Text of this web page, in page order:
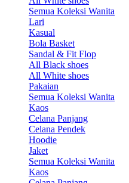
Semua Koleksi Wanita
Lari
Kasual
Bola Basket
Sandal & Fit Flop
All Black shoes
All White shoes
Pakaian
Semua Koleksi Wanita
Kaos
Celana Panjang
Celana Pendek
Hoodie
Jaket
Semua Koleksi Wanita
Kaos